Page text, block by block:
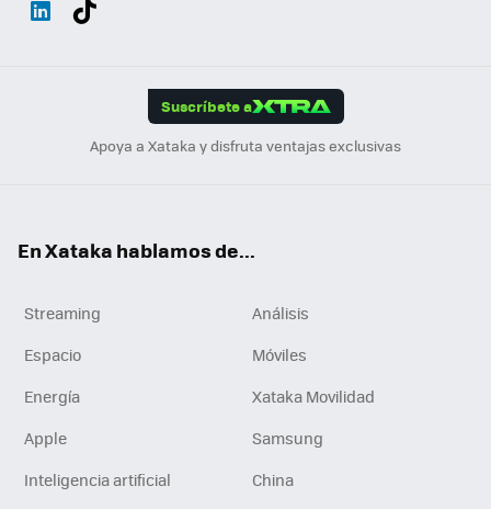
Suscríbete a
Apoya a Xataka y disfruta ventajas exclusivas
En Xataka hablamos de...
Streaming
Análisis
Espacio
Móviles
Energía
Xataka Movilidad
Apple
Samsung
Inteligencia artificial
China